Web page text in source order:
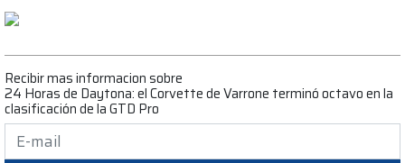
Recibir mas informacion sobre
24 Horas de Daytona: el Corvette de Varrone terminó octavo en la
clasificación de la GTD Pro